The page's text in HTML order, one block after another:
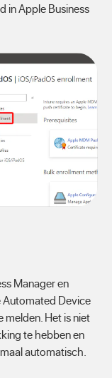
in Apple Business
Manager en
Automated Device
melden. Het is niet
te hebben en
automatisch.